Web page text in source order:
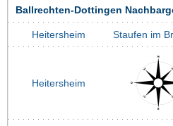
Ballrechten-Dottingen
Heitersheim Staufen im
Heitersheim